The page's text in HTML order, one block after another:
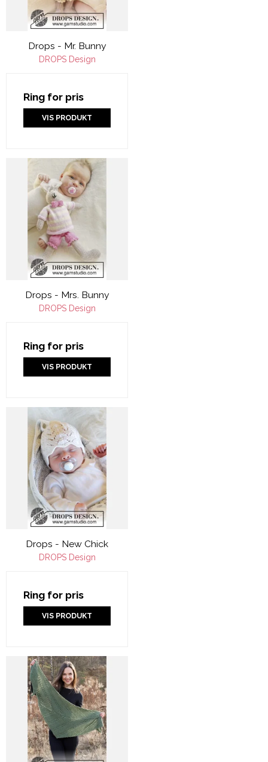
Drops - Mr. Bunny
DROPS Design
Ring for pris
VIS PRODUKT
Drops - Mrs. Bunny
DROPS Design
Ring for pris
VIS PRODUKT
Drops - New Chick
DROPS Design
Ring for pris
VIS PRODUKT